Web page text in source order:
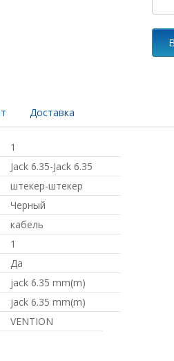
Доставка
1
Jack 6.35-Jack 6.35
штекер-штекер
Черный
кабель
1
Да
jack 6.35 mm(m)
jack 6.35 mm(m)
VENTION